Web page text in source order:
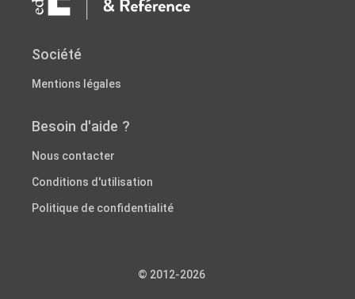
Société
Mentions légales
Besoin d'aide ?
Nous contacter
Conditions d'utilisation
Politique de confidentialité
© 2012-2026